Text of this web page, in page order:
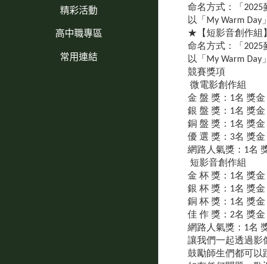
精彩活動
高中職專區
常用連結
命名方式：「2025
以「My Warm
★【短影音創作組】
命名方式：「2025
以「My Warm
競賽獎項
微電影創作組
金 盤 獎：1名 獎金
銀 盤 獎：1名 獎金
銅 盤 獎：1名 獎金
優 選 獎：3名 獎金
網路人氣獎：1名
短影音創作組
金 杯 獎：1名 獎金
銀 杯 獎：1名 獎金
銅 杯 獎：1名 獎金
佳 作 獎：2名 獎金
網路人氣獎：1名
讓我們一起透過影
鼓勵師生們都可以